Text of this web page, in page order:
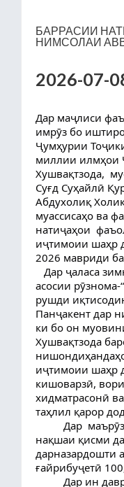
БАРРАСИИ
НИМСОЛАИ
2026-07-
Дар маҷлиси
имрӯз бо
Ҷумҳурии
миллии илмҳои
Хушвақтзода,
Суғд Суҳайлӣ
Абдухолиқ
муассисаҳо ва
натиҷаҳои
иҷтимоии шаҳр
2026 мавриди
асосии
рушди
Панҷакент дар
ки бо он
Хушвақтзода
иҷтимоии шаҳр
кишоварзӣ,
хидматрасонӣ
таҳлил қарор
нақшаи қисми
дарназардошти
ғайрибуҷетӣ